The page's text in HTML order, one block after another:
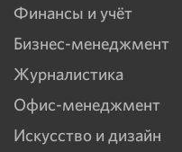
Финансы и учёт
Бизнес-менеджмент
Журналистика
Офис-менеджмент
Искусство и дизайн